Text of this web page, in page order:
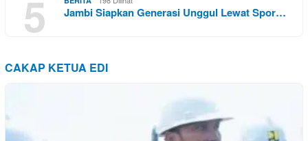
5 Jambi Siapkan Generasi Unggul Lewat Spor…
CAKAP KETUA EDI